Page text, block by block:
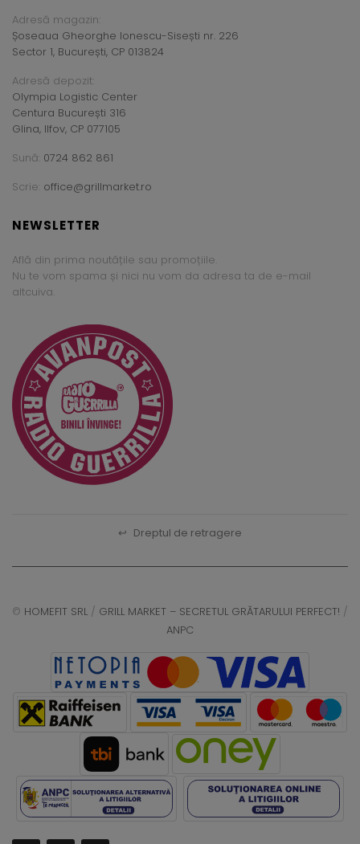
Adresă magazin:
Șoseaua Gheorghe Ionescu-Sisești nr. 226
Sector 1, București, CP 013824
Adresă depozit:
Olympia Logistic Center
Centura București 316
Glina, Ilfov, CP 077105
Sună: 0724 862 861
Scrie: office@grillmarket.ro
NEWSLETTER
Află din prima noutățile sau promoțiile.
Nu te vom spama și nici nu vom da adresa ta de e-mail
altcuiva.
↩ Dreptul de retragere
© HOMEFIT SRL / GRILL MARKET – SECRETUL GRĂTARULUI PERFECT! /
ANPC